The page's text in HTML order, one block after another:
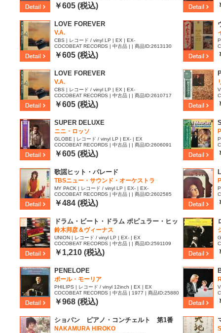
52
￥605 (税込)
LOVE FOREVER
V.A.
CBS | レコード / vinyl LP | EX | EX-
COCOBEAT RECORDS | 中古品 | | 商品ID:2613130
￥605 (税込)
LOVE FOREVER
V.A.
CBS | レコード / vinyl LP | EX | EX-
COCOBEAT RECORDS | 中古品 | | 商品ID:2610717
￥605 (税込)
SUPER DELUXE
ニニ・ロッソ
GLOBE | レコード / vinyl LP | EX- | EX
COCOBEAT RECORDS | 中古品 | | 商品ID:2606091
￥605 (税込)
歌謡ヒット・パレード
TBSニュー・サウンド・オーケストラ
MY PACK | レコード / vinyl LP | EX- | EX-
COCOBEAT RECORDS | 中古品 | | 商品ID:2602585
￥484 (税込)
ドラム・ビート・ドラム ポピュラー・ヒッ
ト・ベスト28
鈴木邦彦＆ヴィーナス
UNION | レコード / vinyl LP | EX- | EX
COCOBEAT RECORDS | 中古品 | | 商品ID:2591109
￥1,210 (税込)
PENELOPE
ポール・モーリア
PHILIPS | レコード / vinyl 12inch | EX | EX
COCOBEAT RECORDS | 中古品 | 1977 | 商品ID:25880
91
￥968 (税込)
ショパン ピアノ・コンチェルト 第1番
NAKAMURA HIROKO